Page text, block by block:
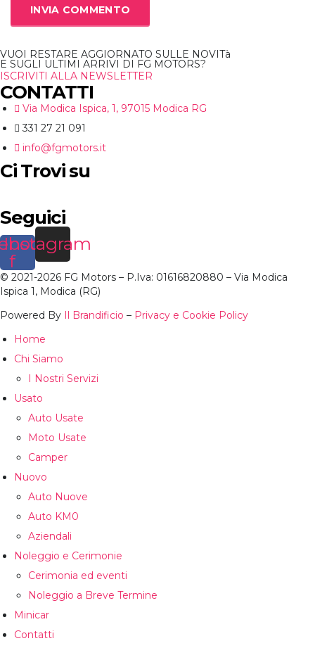
VUOI RESTARE AGGIORNATO SULLE NOVITà
E SUGLI ULTIMI ARRIVI DI FG MOTORS?
ISCRIVITI ALLA NEWSLETTER
CONTATTI
Via Modica Ispica, 1, 97015 Modica RG
331 27 21 091
info@fgmotors.it
Ci Trovi su
Seguici
f
Instagram
© 2021-2026 FG Motors – P.Iva: 01616820880 – Via Modica
Ispica 1, Modica (RG)
Powered By Il Brandificio – Privacy e Cookie Policy
Home
Chi Siamo
I Nostri Servizi
Usato
Auto Usate
Moto Usate
Camper
Nuovo
Auto Nuove
Auto KM0
Aziendali
Noleggio e Cerimonie
Cerimonia ed eventi
Noleggio a Breve Termine
Minicar
Contatti